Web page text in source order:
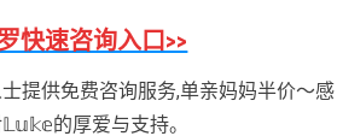
快速咨询入口>>
提供免费咨询服务,单亲妈妈半价～感
的厚爱与支持。